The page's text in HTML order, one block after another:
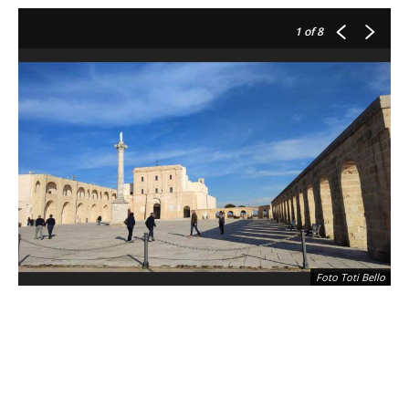
1 of 8
Foto Toti Bello